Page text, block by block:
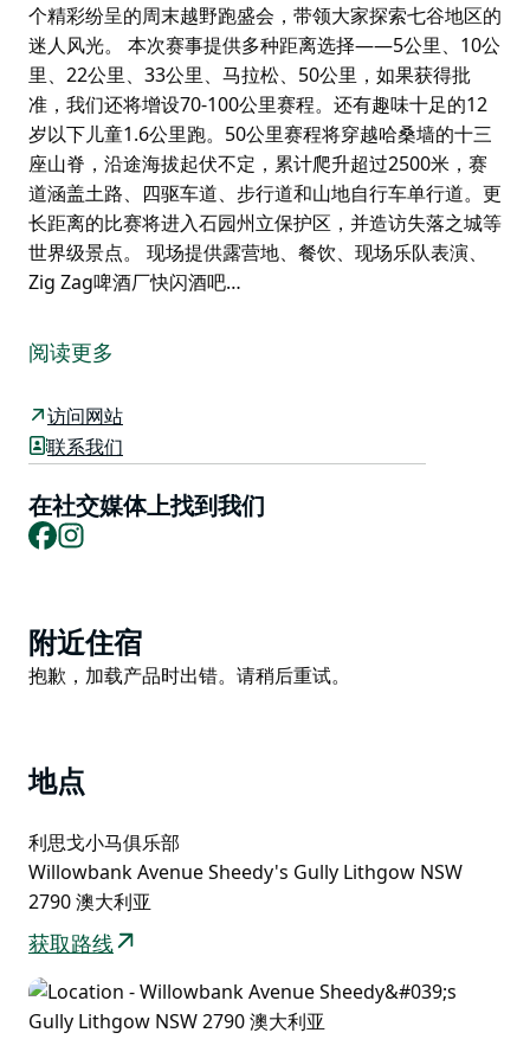
个精彩纷呈的周末越野跑盛会，带领大家探索七谷地区的
迷人风光。 本次赛事提供多种距离选择——5公里、10公
里、22公里、33公里、马拉松、50公里，如果获得批
准，我们还将增设70-100公里赛程。还有趣味十足的12
岁以下儿童1.6公里跑。50公里赛程将穿越哈桑墙的十三
座山脊，沿途海拔起伏不定，累计爬升超过2500米，赛
道涵盖土路、四驱车道、步行道和山地自行车单行道。更
长距离的比赛将进入石园州立保护区，并造访失落之城等
世界级景点。 现场提供露营地、餐饮、现场乐队表演、
Zig Zag啤酒厂快闪酒吧…
一直是跑者们梦寐以求的愿望，他们一直渴望探索哈桑斯
墙山脊的壮丽景色。
蓝山健身中心荣幸地在2022年举办了首届哈桑斯墙越野
跑比赛，共有208名跑者参赛。参赛人数持续增长——
2023年达到325人，2024年达到340人（尽管遭遇暴雨影
响了前往赛场的交通），2025年达到468人，2026年达
到716人。
本次赛事提供多种距离选择——5公里、10公里、22公
里、33公里、马拉松、50公里，如果获得批准，我们还
途海拔起伏不定，累计爬升超过2500米，赛道涵盖土
路、四驱车道、步行道和山地自行车单行道。更长距离的
点。
现场提供露营地、餐饮、现场乐队表演、Zig Zag啤酒厂
丽景色，精彩不容错过！
阅读更多
访问网站
联系我们
在社交媒体上找到我们
Facebook
Product
List
附近住宿
Product
抱歉，加载产品时出错。请稍后重试。
地点
利思戈小马俱乐部
Willowbank Avenue Sheedy's Gully Lithgow NSW
2790 澳大利亚
获取路线